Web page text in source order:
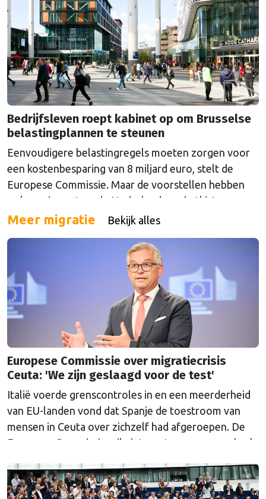
Bedrijfsleven roept kabinet op om Brusselse
belastingplannen te steunen
Eenvoudigere belastingregels moeten zorgen voor
een kostenbesparing van 8 miljard euro, stelt de
Europese Commissie. Maar de voorstellen hebben
ook een impact op de Nederlandse schatkist.
Meer migratie Bekijk alles
Europese Commissie over migratiecrisis
Ceuta: 'We zijn geslaagd voor de test'
Italië voerde grenscontroles in en een meerderheid
van EU-landen vond dat Spanje de toestroom van
mensen in Ceuta over zichzelf had afgeroepen. De
Europese Commissie wil niets weten van een gebrek
resultaat.